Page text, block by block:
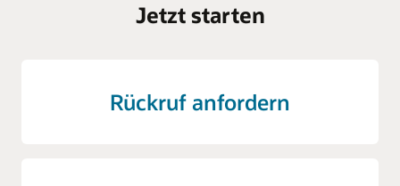
Jetzt starten
Rückruf anfordern